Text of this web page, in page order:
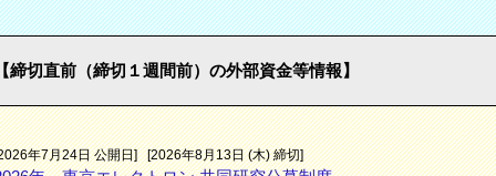
【締切直前（締切１週間前）の外部資金等情報】
年7月24日 公開日] [2026年8月13日 (木) 締切]